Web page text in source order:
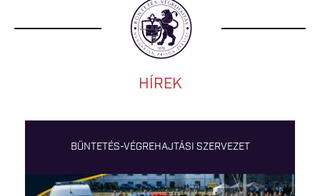
HÍREK
BÜNTETÉS-VÉGREHAJTÁSI SZERVEZET